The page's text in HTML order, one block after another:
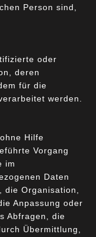
Dazu
werden:
(keine
um den
zu steigern,
Ansätze,
Nutzung von
Person sind,
oder
deren
für die
werden.
Hilfe
Vorgang
im
Daten
die Organisation,
Anpassung oder
Abfragen, die
Übermittlung,